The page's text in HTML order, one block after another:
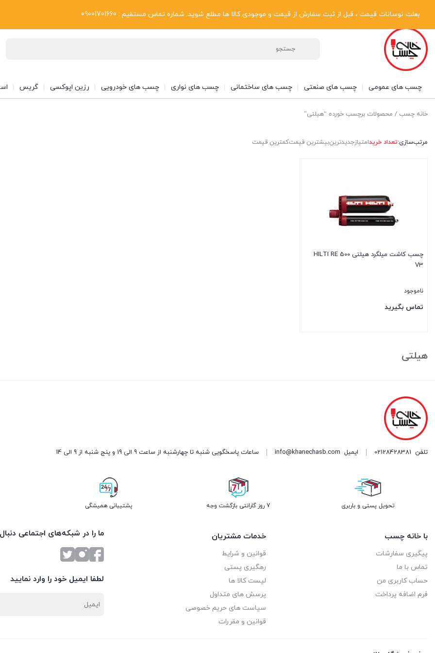
بعلت نوسانات قیمت ، قبل از ثبت سفارش از قیمت و موجودی کالا ها مطلع شوید. شماره تماس مستقیم : 09001701660
پیگیری سفارشات دریافت فاکتور رسمی تماس با ما درباره ما بلاگ
چسب های عمومی چسب های صنعتی چسب های ساختمانی چسب های نواری چسب های خودرویی رزین اپوکسی گریس
خانه چسب / محصولات برچسب خورده “هیلتی”
مرتب‌سازی:تعداد خریدامتیازجدیدترینبیشترین قیمتکمترین قیمت
چسب کاشت میلگرد هیلتی HILTI RE 500
V3
ناموجود
تماس بگیرید
هیلتی
تلفن 02128428381 ایمیل info@khanechasb.com ساعات پاسخگویی شنبه تا چهارشنبه از ساعت 9 الی 19 و پنج شنبه از 9 الی 14
تحویل پستی و باربری 7 روز گارانتی بازگشت وجه پشتیبانی همیشگی
با خانه چسب
پیگیری سفارشات
تماس با ما
حساب کاربری من
فرم اضافه پرداخت
خدمات مشتریان
قوانین و شرایط
رهگیری پستی
لیست کالا ها
پرسش های متداول
سیاست های حریم خصوصی
قوانین و مقررات
ما را در شبکه‌های اجتماعی
لطفا ایمیل خود را وارد نمایید